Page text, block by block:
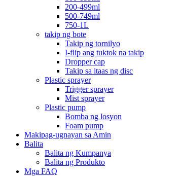
200-499ml
500-749ml
750-1L
takip ng bote
Takip ng tornilyo
I-flip ang tuktok na takip
Dropper cap
Takip sa itaas ng disc
Plastic sprayer
Trigger sprayer
Mist sprayer
Plastic pump
Bomba ng losyon
Foam pump
Makipag-ugnayan sa Amin
Balita
Balita ng Kumpanya
Balita ng Produkto
Mga FAQ